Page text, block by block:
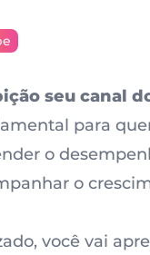
seu canal
para
o
o
você vai